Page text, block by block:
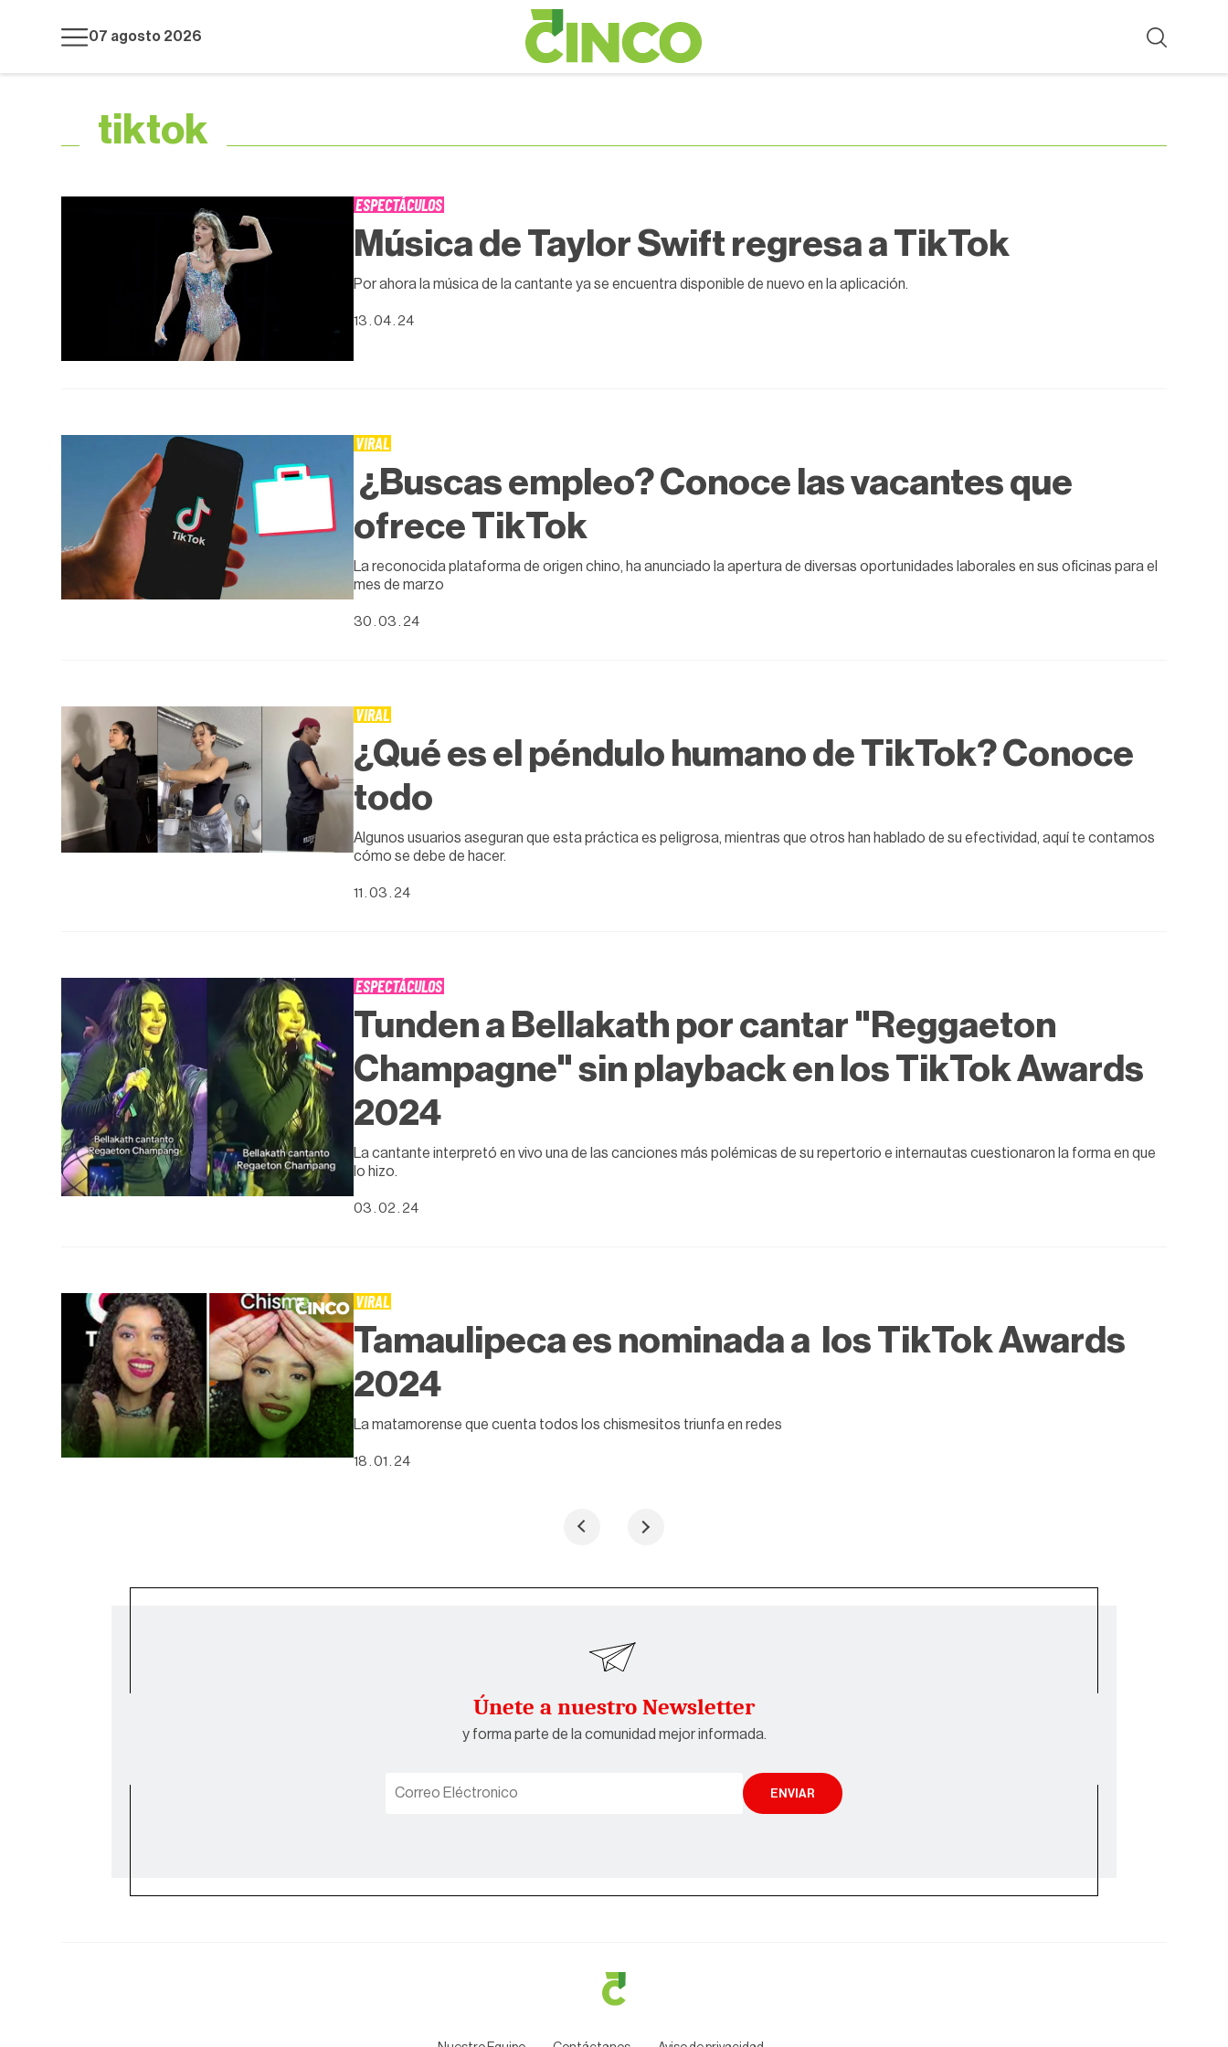
07 agosto 2026
tiktok
ESPECTÁCULOS
Música de Taylor Swift regresa a TikTok
Por ahora la música de la cantante ya se encuentra disponible de nuevo en la aplicación.
13 . 04 . 24
VIRAL
¿Buscas empleo? Conoce las vacantes que
ofrece TikTok
La reconocida plataforma de origen chino, ha anunciado la apertura de diversas oportunidades laborales en sus oficinas para el
mes de marzo
30 . 03 . 24
VIRAL
¿Qué es el péndulo humano de TikTok? Conoce
todo
Algunos usuarios aseguran que esta práctica es peligrosa, mientras que otros han hablado de su efectividad, aquí te contamos
cómo se debe de hacer.
11 . 03 . 24
ESPECTÁCULOS
Tunden a Bellakath por cantar "Reggaeton
Champagne" sin playback en los TikTok Awards
2024
La cantante interpretó en vivo una de las canciones más polémicas de su repertorio e internautas cuestionaron la forma en que
lo hizo.
03 . 02 . 24
VIRAL
Tamaulipeca es nominada a los TikTok Awards
2024
La matamorense que cuenta todos los chismesitos triunfa en redes
18 . 01 . 24
Únete a nuestro Newsletter
y forma parte de la comunidad mejor informada.
ENVIAR